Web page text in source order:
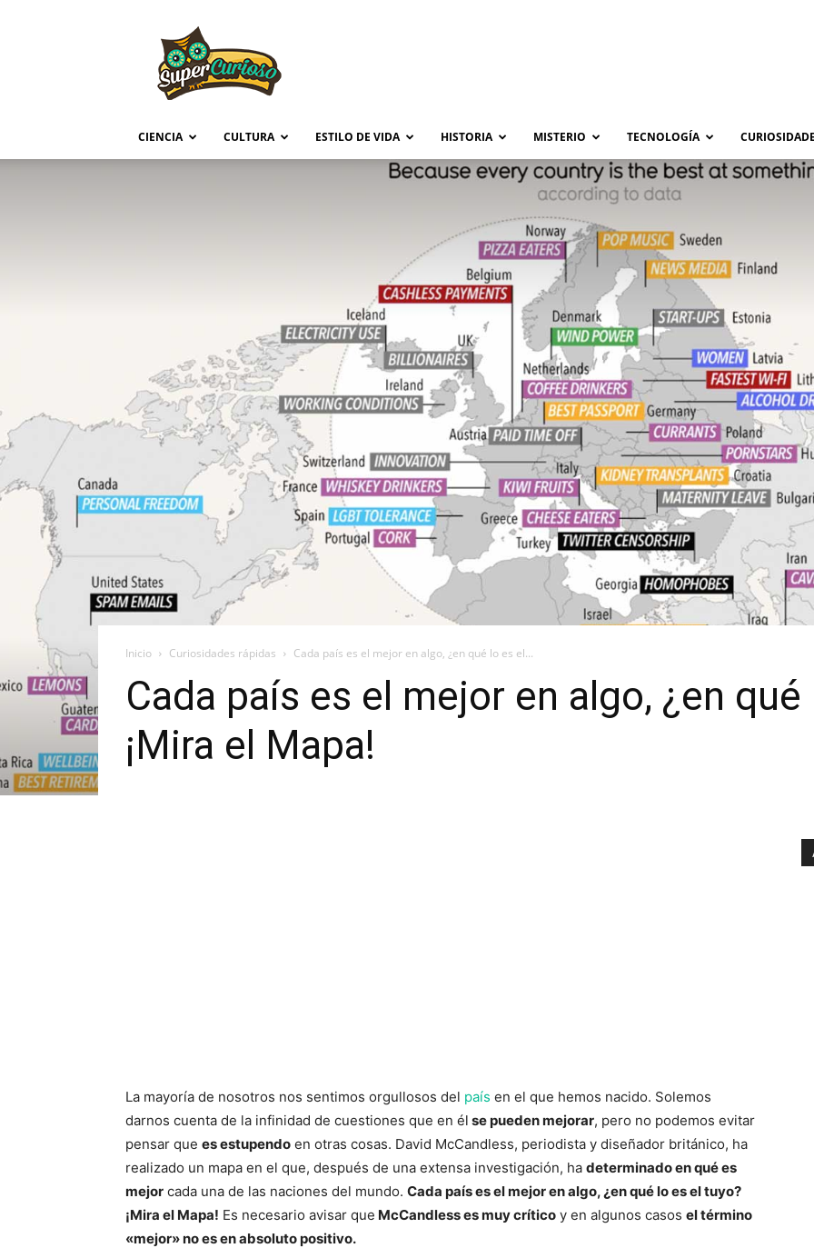
CIENCIA CULTURA ESTILO DE VIDA HISTORIA MISTERIO TECNOLOGÍA
Inicio Curiosidades rápidas Cada país es el mejor en algo, ¿en qué lo es el...
Cada país es el mejor en algo, ¿en
¡Mira el Mapa!
La mayoría de nosotros nos sentimos orgullosos del país en el que hemos nacido. Solemos
darnos cuenta de la infinidad de cuestiones que en él se pueden mejorar, pero no podemos evitar
pensar que es estupendo en otras cosas. David McCandless, periodista y diseñador británico, ha
realizado un mapa en el que, después de una extensa investigación, ha determinado en qué es
mejor cada una de las naciones del mundo. Cada país es el mejor en algo, ¿en qué lo es el tuyo?
¡Mira el Mapa! Es necesario avisar que McCandless es muy crítico y en algunos casos el término
«mejor» no es en absoluto positivo.